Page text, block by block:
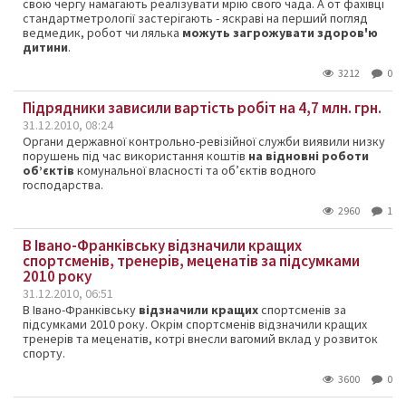
свою чергу намагають реалізувати мрію свого чада. А от фахівці
стандартметрології застерігають - яскраві на перший погляд
ведмедик, робот чи лялька можуть загрожувати здоров'ю
дитини.
3212 0
Підрядники зависили вартість робіт на 4,7 млн. грн.
31.12.2010, 08:24
Органи державної контрольно-ревізійної служби виявили низку
порушень під час використання коштів на відновні роботи
об’єктів комунальної власності та об’єктів водного
господарства.
2960 1
В Івано-Франківську відзначили кращих
спортсменів, тренерів, меценатів за підсумками
2010 року
31.12.2010, 06:51
В Івано-Франківську відзначили кращихспортсменів за
підсумками 2010 року. Окрім спортсменів відзначили кращих
тренерів та меценатів, котрі внесли вагомий вклад у розвиток
спорту.
3600 0